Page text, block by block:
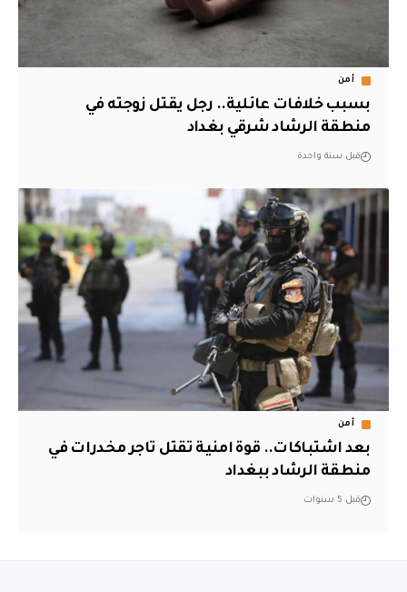
أمن
بسبب خلافات عائلية.. رجل يقتل زوجته في
منطقة الرشاد شرقي بغداد
قبل سنة واحدة
أمن
بعد اشتباكات.. قوة امنية تقتل تاجر مخدرات في
منطقة الرشاد ببغداد
قبل 5 سنوات